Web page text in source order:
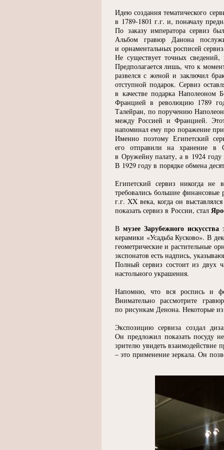
Идею создания тематического
в 1789-1801 г.г. и, поначалу
По заказу императора сервиз
Альбом гравюр Данона
и орнаментальных росписей
Не существует точных
Предполагается лишь, что к
развелся с женой и заключил
отступной подарок. Сервиз
в качестве подарка Наполеоном
Францией в революцию 1789
Талейран, по поручению
между Россией и Францией.
напоминал ему про поражение
Именно поэтому Египетский
его отправили на хранение в
в Оружейну палату, а в 1924
В 1929 году в порядке обмена
Египетский сервиз никогда не
требовались большие
г.г. XX века, когда он
показать сервиз в России, стал
В музее Зарубежного искусства
керамики «Усадьба Кусково». В
геометрические и растительные
зкспонатов есть надпись,
Полный сервиз состоит из двух
настольного украшения.
Напомню, что вся роспись и
Внимательно рассмотрите
по рисункам Денона. Некоторые
Экспозицию сервиза создал
Он предложил показать посуду
зрителю увидеть взаимодействие
– это применение зеркала. Он